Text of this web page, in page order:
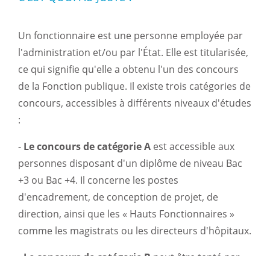
Un fonctionnaire est une personne employée par
l'administration et/ou par l'État. Elle est titularisée,
ce qui signifie qu'elle a obtenu l'un des concours
de la Fonction publique. Il existe trois catégories de
concours, accessibles à différents niveaux d'études
:
- Le concours de catégorie A est accessible aux
personnes disposant d'un diplôme de niveau Bac
+3 ou Bac +4. Il concerne les postes
d'encadrement, de conception de projet, de
direction, ainsi que les « Hauts Fonctionnaires »
comme les magistrats ou les directeurs d'hôpitaux.